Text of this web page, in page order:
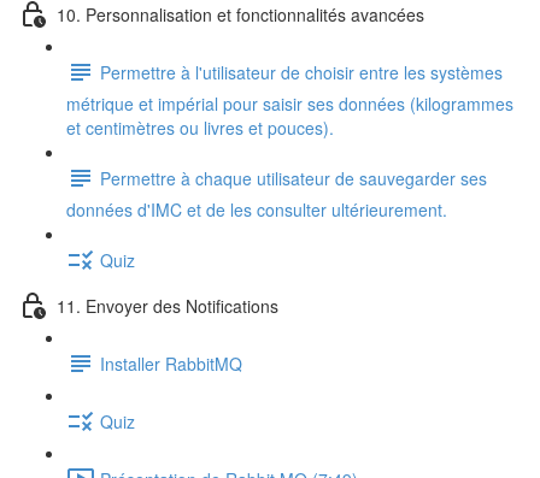
10. Personnalisation et fonctionnalités avancées
Permettre à l'utilisateur de choisir entre les systèmes
métrique et impérial pour saisir ses données (kilogrammes
et centimètres ou livres et pouces).
Permettre à chaque utilisateur de sauvegarder ses
données d'IMC et de les consulter ultérieurement.
Quiz
11. Envoyer des Notifications
Installer RabbitMQ
Quiz